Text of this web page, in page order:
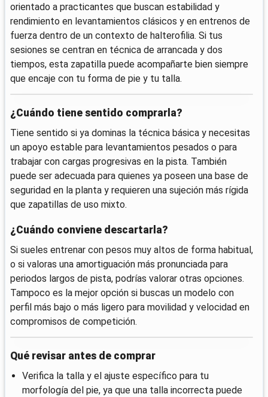
orientado a practicantes que buscan estabilidad y
rendimiento en levantamientos clásicos y en entrenos de
fuerza dentro de un contexto de halterofilia. Si tus
sesiones se centran en técnica de arrancada y dos
tiempos, esta zapatilla puede acompañarte bien siempre
que encaje con tu forma de pie y tu talla.
¿Cuándo tiene sentido comprarla?
Tiene sentido si ya dominas la técnica básica y necesitas
un apoyo estable para levantamientos pesados o para
trabajar con cargas progresivas en la pista. También
puede ser adecuada para quienes ya poseen una base de
seguridad en la planta y requieren una sujeción más rígida
que zapatillas de uso mixto.
¿Cuándo conviene descartarla?
Si sueles entrenar con pesos muy altos de forma habitual,
o si valoras una amortiguación más pronunciada para
periodos largos de pista, podrías valorar otras opciones.
Tampoco es la mejor opción si buscas un modelo con
perfil más bajo o más ligero para movilidad y velocidad en
compromisos de competición.
Qué revisar antes de comprar
Verifica la talla y el ajuste específico para tu
morfología del pie, ya que una talla incorrecta puede